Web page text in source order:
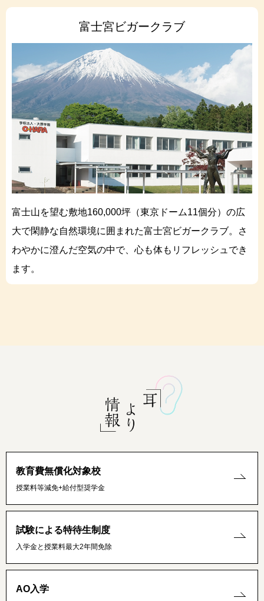
富士宮ビガークラブ
富士山を望む敷地160,000坪（東京ドーム11個分）の広
大で閑静な自然環境に囲まれた富士宮ビガークラブ。さ
わやかに澄んだ空気の中で、心も体もリフレッシュでき
ます。
教育費無償化対象校
授業料等減免+給付型奨学金
試験による特待生制度
入学金と授業料最大2年間免除
AO入学
保育実習室